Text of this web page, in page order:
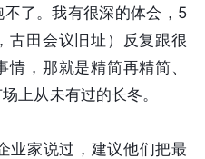
了。我有很深的体会，5
古田会议旧址）反复跟很
，那就是精简再精简、
上从未有过的长冬。
业家说过，建议他们把最